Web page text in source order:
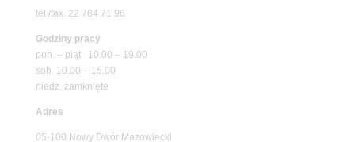
tel./fax. 22 784 71 96
Godziny pracy
pon. – piąt. 10.00 – 19.00
sob. 10.00 – 15.00
niedz. zamknięte
Adres
05-100 Nowy Dwór Mazowiecki